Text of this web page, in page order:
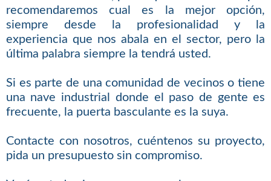
recomendaremos cual es la mejor opción,
siempre desde la profesionalidad y la
experiencia que nos abala en el sector, pero la
última palabra siempre la tendrá usted.
Si es parte de una comunidad de vecinos o tiene
una nave industrial donde el paso de gente es
frecuente, la puerta basculante es la suya.
Contacte con nosotros, cuéntenos su proyecto,
pida un presupuesto sin compromiso.